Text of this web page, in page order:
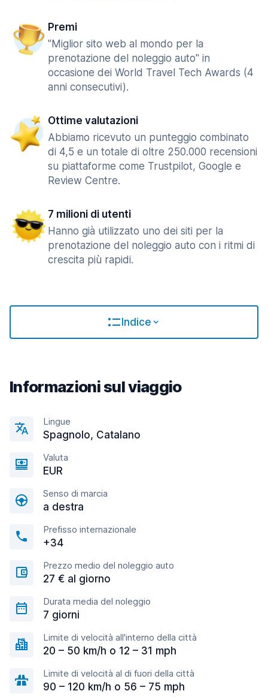
Premi
"Miglior sito web al mondo per la
prenotazione del noleggio auto" in
occasione dei World Travel Tech Awards (4
anni consecutivi).
Ottime valutazioni
Abbiamo ricevuto un punteggio combinato
di 4,5 e un totale di oltre 250.000 recensioni
su piattaforme come Trustpilot, Google e
Review Centre.
7 milioni di utenti
Hanno già utilizzato uno dei siti per la
prenotazione del noleggio auto con i ritmi di
crescita più rapidi.
Indice
Informazioni sul viaggio
Lingue
Spagnolo, Catalano
Valuta
EUR
Senso di marcia
a destra
Prefisso internazionale
+34
Prezzo medio del noleggio auto
27 € al giorno
Durata media del noleggio
7 giorni
Limite di velocità all'interno della città
20 – 50 km/h o 12 – 31 mph
Limite di velocità al di fuori della città
90 – 120 km/h o 56 – 75 mph